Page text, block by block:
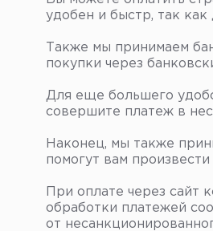
удобен и быстр, так
Также мы принимаем
покупки через
Для еще большего
совершите платеж в
Наконец, мы также
помогут вам произвести
При оплате через сайт
обработки платежей
от